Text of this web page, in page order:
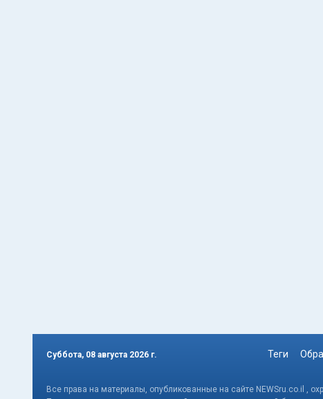
Суббота, 08 августа 2026 г. Теги
Все права на материалы, опубликованные на сайте NEWSru.co.il ,